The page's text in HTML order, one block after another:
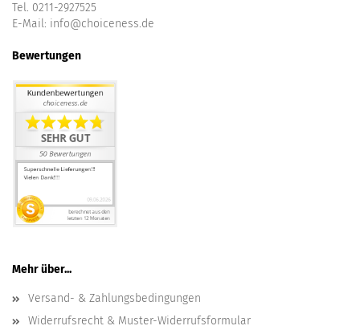
Tel. 0211-2927525
E-Mail: info@choiceness.de
Bewertungen
Mehr über...
Versand- & Zahlungsbedingungen
Widerrufsrecht & Muster-Widerrufsformular